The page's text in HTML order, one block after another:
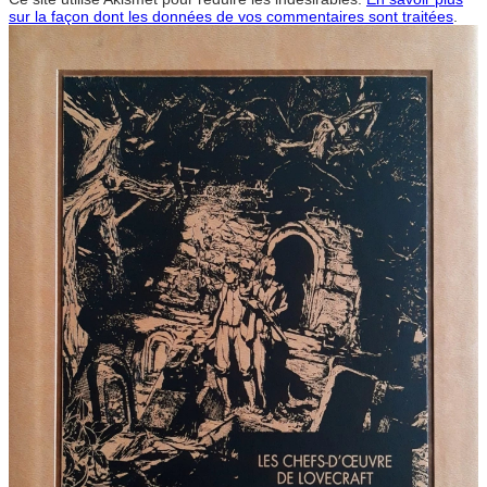
sur la façon dont les données de vos commentaires sont traitées